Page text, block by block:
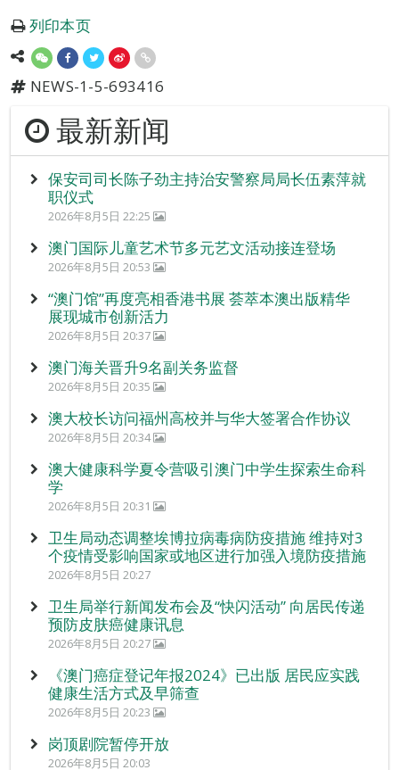
列印本页
NEWS-1-5-693416
最新新闻
保安司司长陈子劲主持治安警察局局长伍素萍就
职仪式
2026年8月5日 22:25
澳门国际儿童艺术节多元艺文活动接连登场
2026年8月5日 20:53
“澳门馆”再度亮相香港书展 荟萃本澳出版精华
展现城市创新活力
2026年8月5日 20:37
澳门海关晋升9名副关务监督
2026年8月5日 20:35
澳大校长访问福州高校并与华大签署合作协议
2026年8月5日 20:34
澳大健康科学夏令营吸引澳门中学生探索生命科
学
2026年8月5日 20:31
卫生局动态调整埃博拉病毒病防疫措施 维持对3
个疫情受影响国家或地区进行加强入境防疫措施
2026年8月5日 20:27
卫生局举行新闻发布会及“快闪活动” 向居民传递
预防皮肤癌健康讯息
2026年8月5日 20:27
《澳门癌症登记年报2024》已出版 居民应实践
健康生活方式及早筛查
2026年8月5日 20:23
岗顶剧院暂停开放
2026年8月5日 20:03